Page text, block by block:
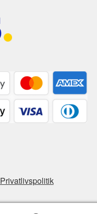
Privatlivspolitik